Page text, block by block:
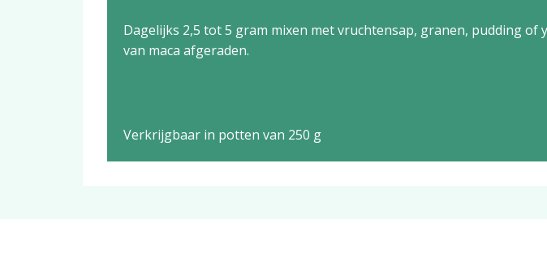
Dagelijks 2,5 tot 5 gram mixen met vruchtensap, granen, pudding
van maca afgeraden.
Verkrijgbaar in potten van 250 g